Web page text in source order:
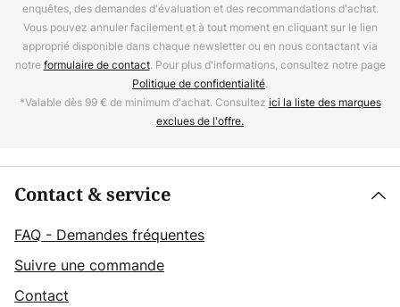
enquêtes, des demandes d'évaluation et des recommandations d'achat.
Vous pouvez annuler facilement et à tout moment en cliquant sur le lien
approprié disponible dans chaque newsletter ou en nous contactant via
notreformulaire de contact. Pour plus d'informations, consultez notre page
Politique de confidentialité.
*Valable dès 99 € de minimum d'achat. Consultez ici la liste des marques
exclues de l'offre.
Contact & service
FAQ - Demandes fréquentes
Suivre une commande
Contact